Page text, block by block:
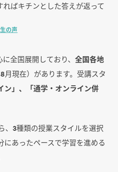
ばキチンとした答えが返って
の声
全国展開しており、 全国各地
月現在）があります。受講スタ
ン」、「通学・オンライン併
、3種類の授業スタイルを選択
にあったペースで学習を進める